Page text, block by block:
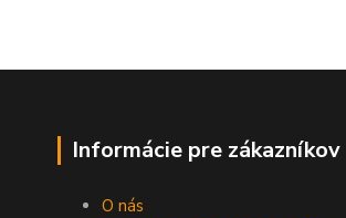
Informácie pre zákazníkov
O nás